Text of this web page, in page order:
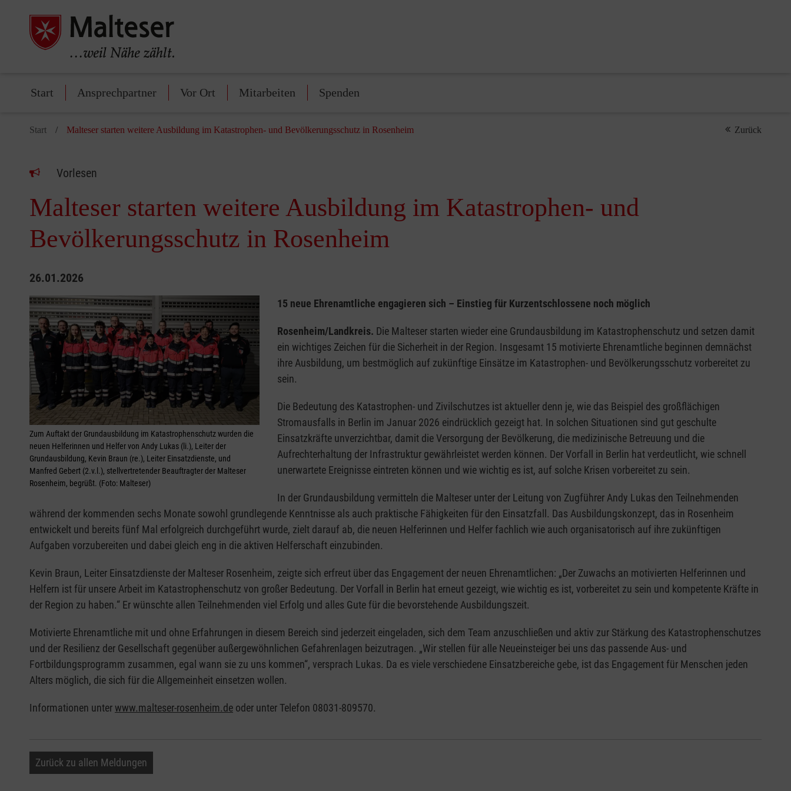
Start Ansprechpartner Vor Ort Mitarbeiten Spenden
Start Malteser starten weitere Ausbildung im Katastrophen- und Bevölkerungsschutz in Rosenheim Zurück
Vorlesen
Malteser starten weitere Ausbildung im Katastrophen- und
Bevölkerungsschutz in Rosenheim
26.01.2026
Zum Auftakt der Grundausbildung im Katastrophenschutz wurden die
neuen Helferinnen und Helfer von Andy Lukas (li.), Leiter der
Grundausbildung, Kevin Braun (re.), Leiter Einsatzdienste, und
Manfred Gebert (2.v.l.), stellvertretender Beauftragter der Malteser
Rosenheim, begrüßt. (Foto: Malteser)
15 neue Ehrenamtliche engagieren sich – Einstieg für Kurzentschlossene noch möglich
Rosenheim/Landkreis. Die Malteser starten wieder eine Grundausbildung im Katastrophenschutz und setzen damit
ein wichtiges Zeichen für die Sicherheit in der Region. Insgesamt 15 motivierte Ehrenamtliche beginnen demnächst
ihre Ausbildung, um bestmöglich auf zukünftige Einsätze im Katastrophen- und Bevölkerungsschutz vorbereitet zu
sein.
Die Bedeutung des Katastrophen- und Zivilschutzes ist aktueller denn je, wie das Beispiel des großflächigen
Stromausfalls in Berlin im Januar 2026 eindrücklich gezeigt hat. In solchen Situationen sind gut geschulte
Einsatzkräfte unverzichtbar, damit die Versorgung der Bevölkerung, die medizinische Betreuung und die
Aufrechterhaltung der Infrastruktur gewährleistet werden können. Der Vorfall in Berlin hat verdeutlicht, wie schnell
unerwartete Ereignisse eintreten können und wie wichtig es ist, auf solche Krisen vorbereitet zu sein.
In der Grundausbildung vermitteln die Malteser unter der Leitung von Zugführer Andy Lukas den Teilnehmenden
während der kommenden sechs Monate sowohl grundlegende Kenntnisse als auch praktische Fähigkeiten für den Einsatzfall. Das Ausbildungskonzept, das in Rosenheim
entwickelt und bereits fünf Mal erfolgreich durchgeführt wurde, zielt darauf ab, die neuen Helferinnen und Helfer fachlich wie auch organisatorisch auf ihre zukünftigen
Aufgaben vorzubereiten und dabei gleich eng in die aktiven Helferschaft einzubinden.
Kevin Braun, Leiter Einsatzdienste der Malteser Rosenheim, zeigte sich erfreut über das Engagement der neuen Ehrenamtlichen: „Der Zuwachs an motivierten Helferinnen und
Helfern ist für unsere Arbeit im Katastrophenschutz von großer Bedeutung. Der Vorfall in Berlin hat erneut gezeigt, wie wichtig es ist, vorbereitet zu sein und kompetente Kräfte in
der Region zu haben.“ Er wünschte allen Teilnehmenden viel Erfolg und alles Gute für die bevorstehende Ausbildungszeit.
Motivierte Ehrenamtliche mit und ohne Erfahrungen in diesem Bereich sind jederzeit eingeladen, sich dem Team anzuschließen und aktiv zur Stärkung des Katastrophenschutzes
und der Resilienz der Gesellschaft gegenüber außergewöhnlichen Gefahrenlagen beizutragen. „Wir stellen für alle Neueinsteiger bei uns das passende Aus- und
Fortbildungsprogramm zusammen, egal wann sie zu uns kommen“, versprach Lukas. Da es viele verschiedene Einsatzbereiche gebe, ist das Engagement für Menschen jeden
Alters möglich, die sich für die Allgemeinheit einsetzen wollen.
Informationen unterwww.malteser-rosenheim.de oder unter Telefon 08031-809570.
Zurück zu allen Meldungen